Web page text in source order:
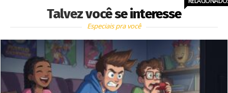
Talvez você se interesse
Especiais pra você